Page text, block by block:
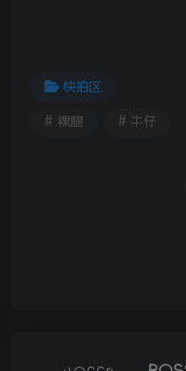
快拍区
# 裸腿 # 牛仔